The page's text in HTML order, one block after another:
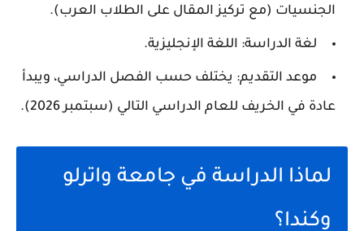
الجنسيات (مع تركيز المقال على الطلاب العرب).
لغة الدراسة: اللغة الإنجليزية.
موعد التقديم: يختلف حسب الفصل الدراسي، ويبدأ
عادة في الخريف للعام الدراسي التالي (سبتمبر 2026).
لماذا الدراسة في جامعة واترلو
وكندا؟